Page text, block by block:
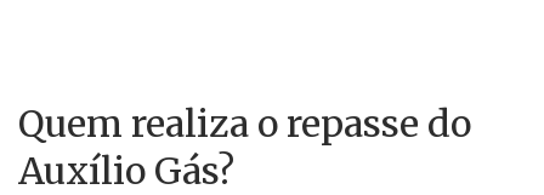
Quem realiza o repasse do
Auxílio Gás?